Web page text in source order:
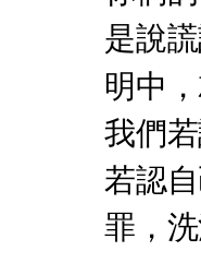
是說
明中
我們
若認
罪，